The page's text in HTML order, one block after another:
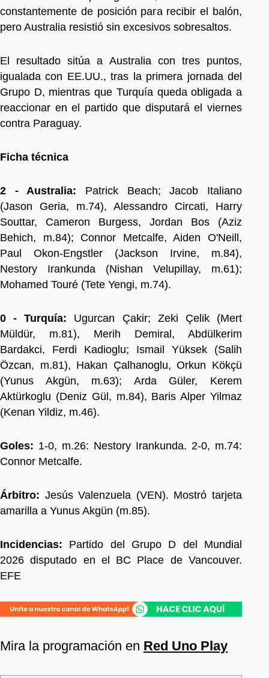
constantemente de posición para recibir el balón,
pero Australia resistió sin excesivos sobresaltos.
El resultado sitúa a Australia con tres puntos,
igualada con EE.UU., tras la primera jornada del
Grupo D, mientras que Turquía queda obligada a
reaccionar en el partido que disputará el viernes
contra Paraguay.
Ficha técnica
2 - Australia: Patrick Beach; Jacob Italiano
(Jason Geria, m.74), Alessandro Circati, Harry
Souttar, Cameron Burgess, Jordan Bos (Aziz
Behich, m.84); Connor Metcalfe, Aiden O'Neill,
Paul Okon-Engstler (Jackson Irvine, m.84),
Nestory Irankunda (Nishan Velupillay, m.61);
Mohamed Touré (Tete Yengi, m.74).
0 - Turquía: Ugurcan Çakir; Zeki Çelik (Mert
Müldür, m.81), Merih Demiral, Abdülkerim
Bardakci, Ferdi Kadioglu; Ismail Yüksek (Salih
Özcan, m.81), Hakan Çalhanoglu, Orkun Kökçü
(Yunus Akgün, m.63); Arda Güler, Kerem
Aktürkoglu (Deniz Gül, m.84), Baris Alper Yilmaz
(Kenan Yildiz, m.46).
Goles: 1-0, m.26: Nestory Irankunda. 2-0, m.74:
Connor Metcalfe.
Árbitro: Jesús Valenzuela (VEN). Mostró tarjeta
amarilla a Yunus Akgün (m.85).
Incidencias: Partido del Grupo D del Mundial
2026 disputado en el BC Place de Vancouver.
EFE
Mira la programación en Red Uno Play